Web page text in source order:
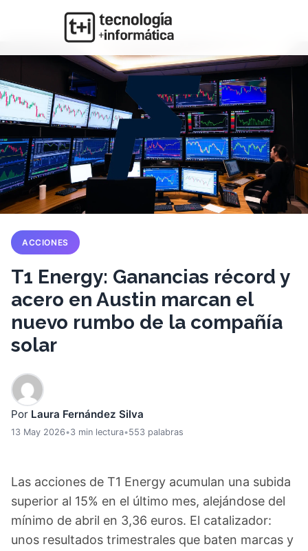
ACCIONES
T1 Energy: Ganancias récord y
acero en Austin marcan el
nuevo rumbo de la compañía
solar
Por Laura Fernández Silva
13 May 2026•3 min lectura•553 palabras
Las acciones de T1 Energy acumulan una subida
superior al 15% en el último mes, alejándose del
mínimo de abril en 3,36 euros. El catalizador:
unos resultados trimestrales que baten marcas y